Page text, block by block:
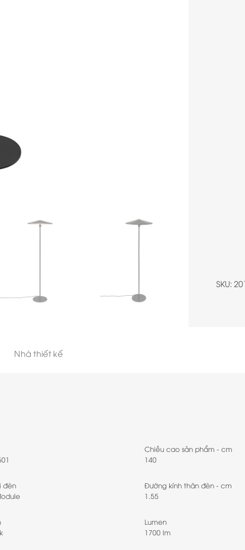
SKU:
Nhà thiết kế
Chiều cao sản phẩm - cm
140
đèn
Đường kính thân đèn - cm
1.55
Lumen
1700 lm